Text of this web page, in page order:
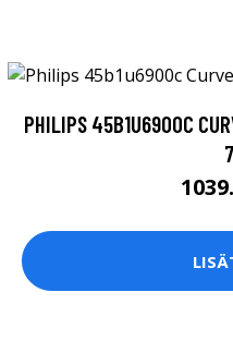
PHILIPS 45B1U6900C